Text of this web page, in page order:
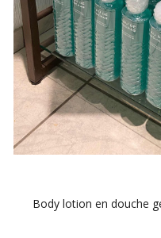
Body lotion en douche